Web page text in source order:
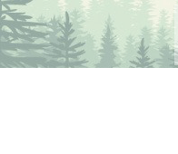
Skip
to
content